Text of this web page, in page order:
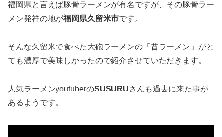
福岡県と言えば豚骨ラーメンが有名ですが、その豚骨ラー
メン発祥の地が福岡県久留米市です。
そんな久留米で食べた大砲ラーメンの「昔ラーメン」がと
ても濃厚で美味しかったので紹介させていただきます。
人気ラーメンyoutuberのSUSURUさんも過去に来た事が
あるようです。